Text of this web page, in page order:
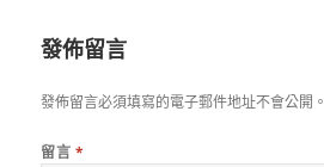
發佈留言
發佈留言必須填寫的電子郵件地址不會公開。
留言 *